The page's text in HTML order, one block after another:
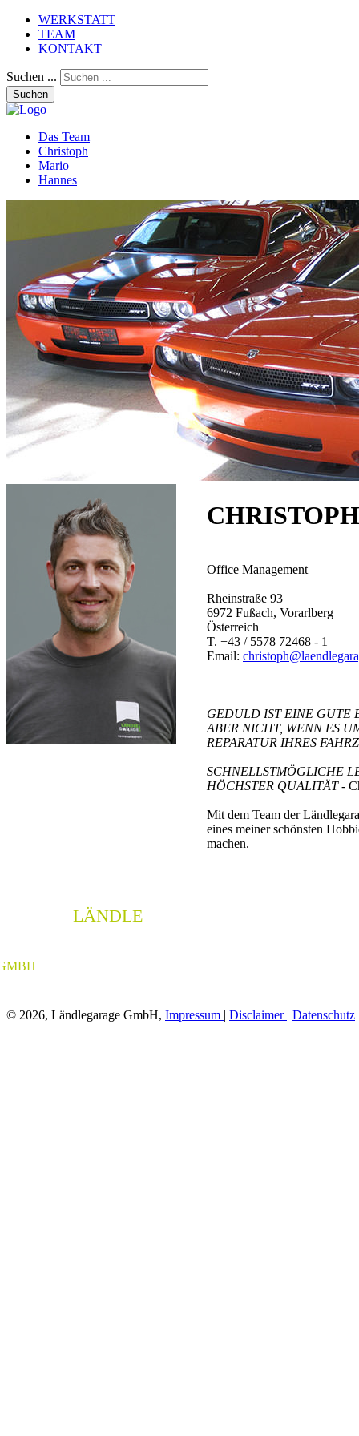
WERKSTATT
TEAM
KONTAKT
Suchen ...
Suchen
Das Team
Christoph
Mario
Hannes
CHRISTOPH
Office Management
Rheinstraße 93
6972 Fußach, Vorarlberg
Österreich
T. +43 / 5578 72468 - 1
Email:
GEDULD IST EINE GUTE
ABER NICHT, WENN ES
REPARATUR IHRES
SCHNELLSTMÖGLICHE
HÖCHSTER QUALITÄT-
Mit dem Team der
eines meiner schönsten
machen.
LÄNDLE
© 2026, Ländlegarage GmbH, Impressum | Disclaimer | Datenschutz